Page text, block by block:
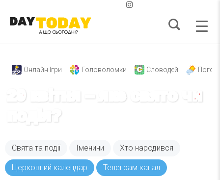
Онлайн Ігри Головоломки Словодей
29 квітня – яке свято чи
подія?
Свята та події Іменини Хто народився
Церковний календар Телеграм канал